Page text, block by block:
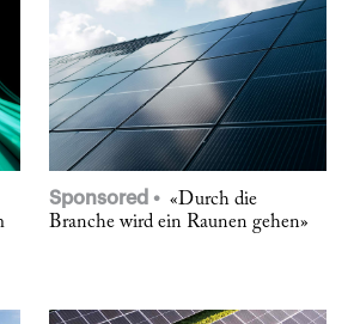
Sponsored
«Durch die
Branche wird ein Raunen gehen»